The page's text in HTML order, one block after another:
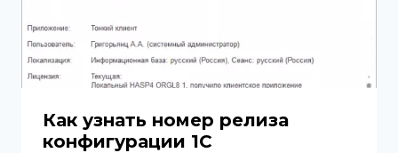
Как узнать номер релиза
конфигурации 1С